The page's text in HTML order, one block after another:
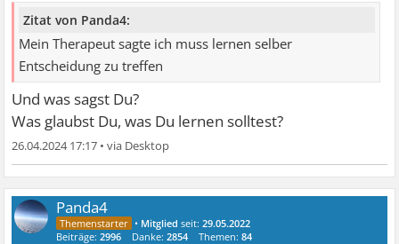
Zitat von Panda4:
Mein Therapeut sagte ich muss lernen selber
Entscheidung zu treffen
Und was sagst Du?
Was glaubst Du, was Du lernen solltest?
26.04.2024 17:17 •
Panda4
• Mitglied seit:29.05.2022
Beiträge:2996 Danke:2854 Themen:84